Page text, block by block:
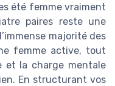
été femme vraiment
paires reste une
majorité des
femme active, tout
et la charge mentale
En structurant vos